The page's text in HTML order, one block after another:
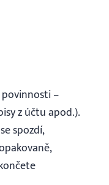
–
z účtu apod.).
spozdí,